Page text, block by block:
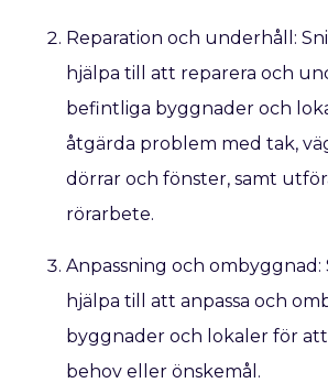
Reparation och underhåll:
hjälpa till att reparera och
befintliga byggnader och
åtgärda problem med tak,
dörrar och fönster, samt
rörarbete.
Anpassning och ombyggnad:
hjälpa till att anpassa och
byggnader och lokaler för att
behov eller önskemål.